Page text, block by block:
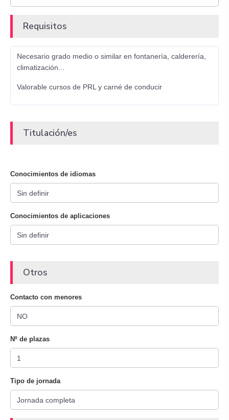
Requisitos
Necesario grado medio o similar en fontanería, calderería,
climatización...
Valorable cursos de PRL y carné de conducir
Titulación/es
Conocimientos de idiomas
Conocimientos de aplicaciones
Otros
Contacto con menores
Nº de plazas
Tipo de jornada